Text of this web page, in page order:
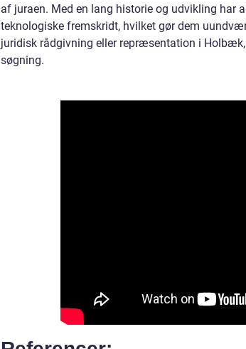
af juraen. Med en lang historie og udvikling
teknologiske fremskridt, hvilket gør dem
juridisk rådgivning eller repræsentation i
søgning.